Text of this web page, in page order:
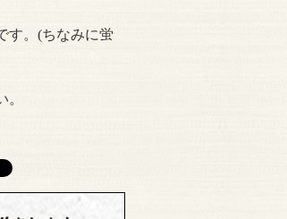
す。(ちなみに蛍